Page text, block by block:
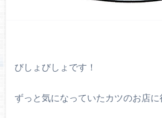
びしょびしょです！
ずっと気になっていたカツのお店に